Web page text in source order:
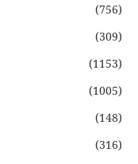
(756)
(309)
(1153)
(1005)
(148)
(316)